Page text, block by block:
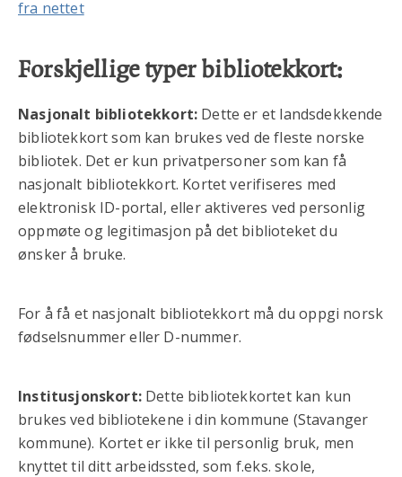
fra nettet
Forskjellige typer bibliotekkort:
Nasjonalt bibliotekkort: Dette er et landsdekkende
bibliotekkort som kan brukes ved de fleste norske
bibliotek. Det er kun privatpersoner som kan få
nasjonalt bibliotekkort. Kortet verifiseres med
elektronisk ID-portal, eller aktiveres ved personlig
oppmøte og legitimasjon på det biblioteket du
ønsker å bruke.
For å få et nasjonalt bibliotekkort må du oppgi norsk
fødselsnummer eller D-nummer.
Institusjonskort: Dette bibliotekkortet kan kun
brukes ved bibliotekene i din kommune (Stavanger
kommune). Kortet er ikke til personlig bruk, men
knyttet til ditt arbeidssted, som f.eks. skole,